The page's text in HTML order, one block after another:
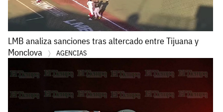
LMB analiza sanciones tras altercado entre Tijuana y
Monclova
AGENCIAS